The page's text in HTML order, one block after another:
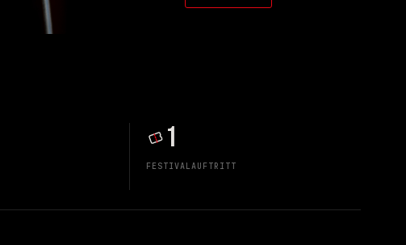
1
FESTIVALAUFTRITT